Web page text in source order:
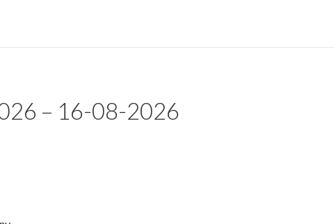
– 16-08-2026